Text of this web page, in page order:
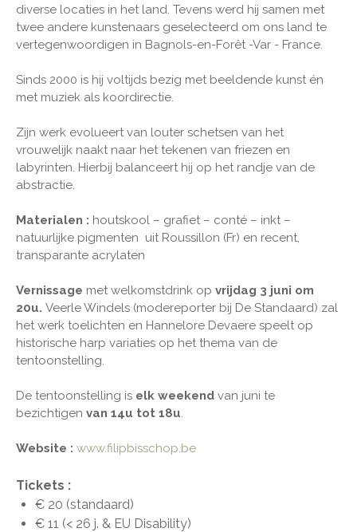
diverse locaties in het land. Tevens werd hij samen met
twee andere kunstenaars geselecteerd om ons land te
vertegenwoordigen in Bagnols-en-Forêt -Var - France.
Sinds 2000 is hij voltijds bezig met beeldende kunst én
met muziek als koordirectie.
Zijn werk evolueert van louter schetsen van het
vrouwelijk naakt naar het tekenen van friezen en
labyrinten. Hierbij balanceert hij op het randje van de
abstractie.
Materialen : houtskool – grafiet – conté – inkt –
natuurlijke pigmenten uit Roussillon (Fr) en recent,
transparante acrylaten
Vernissage met welkomstdrink op vrijdag 3 juni om
20u. Veerle Windels (modereporter bij De Standaard) zal
het werk toelichten en Hannelore Devaere speelt op
historische harp variaties op het thema van de
tentoonstelling.
De tentoonstelling is elk weekend van juni te
bezichtigen van 14u tot 18u.
Website : www.filipbisschop.be
Tickets :
€ 20 (standaard)
€ 11 (< 26 j. & EU Disability)